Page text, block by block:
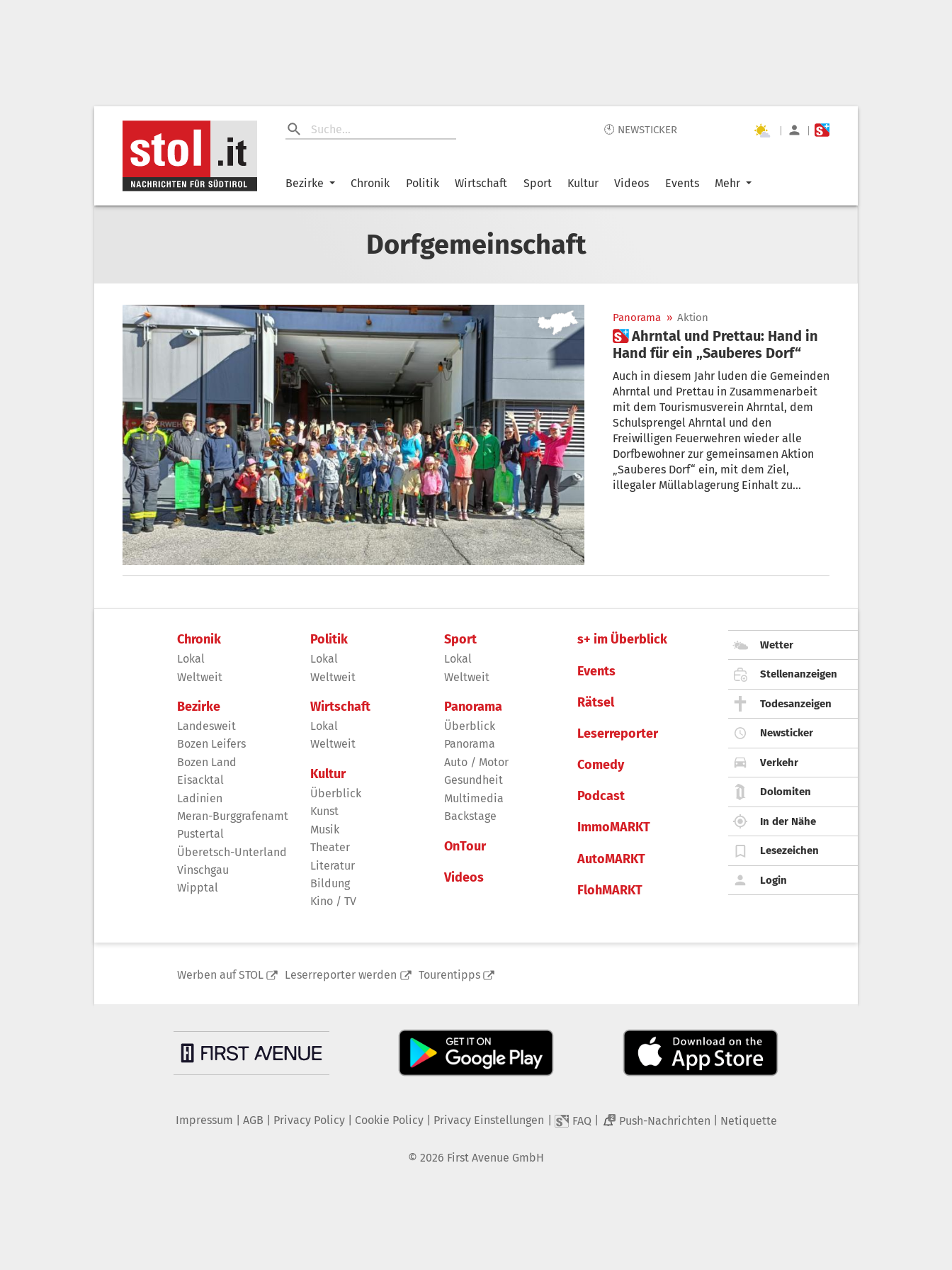
🕙 NEWSTICKER | |
Bezirke Chronik Politik Wirtschaft Sport Kultur Videos Events Mehr
Dorfgemeinschaft
Panorama » Aktion
 Ahrntal und Prettau: Hand in
Hand für ein „Sauberes Dorf“
Auch in diesem Jahr luden die Gemeinden
Ahrntal und Prettau in Zusammenarbeit
mit dem Tourismusverein Ahrntal, dem
Schulsprengel Ahrntal und den
Freiwilligen Feuerwehren wieder alle
Dorfbewohner zur gemeinsamen Aktion
„Sauberes Dorf“ ein, mit dem Ziel,
illegaler Müllablagerung Einhalt zu
Chronik
Lokal
Weltweit
Bezirke
Landesweit
Bozen Leifers
Bozen Land
Eisacktal
Ladinien
Meran-Burggrafenamt
Pustertal
Überetsch-Unterland
Vinschgau
Wipptal
Politik
Lokal
Weltweit
Wirtschaft
Lokal
Weltweit
Kultur
Überblick
Kunst
Musik
Theater
Literatur
Bildung
Kino / TV
Sport
Lokal
Weltweit
Panorama
Überblick
Panorama
Auto / Motor
Gesundheit
Multimedia
Backstage
OnTour
Videos
s+ im Überblick
Events
Rätsel
Leserreporter
Comedy
Podcast
ImmoMARKT
AutoMARKT
FlohMARKT
Wetter
Stellenanzeigen
Todesanzeigen
Newsticker
Verkehr
Dolomiten
In der Nähe
Lesezeichen
Login
Werben auf STOL Leserreporter werden Tourentipps
Impressum AGB Privacy Policy| Cookie Policy| Privacy Einstellungen FAQ 2 Push-Nachrichten Netiquette
© 2026 First Avenue GmbH